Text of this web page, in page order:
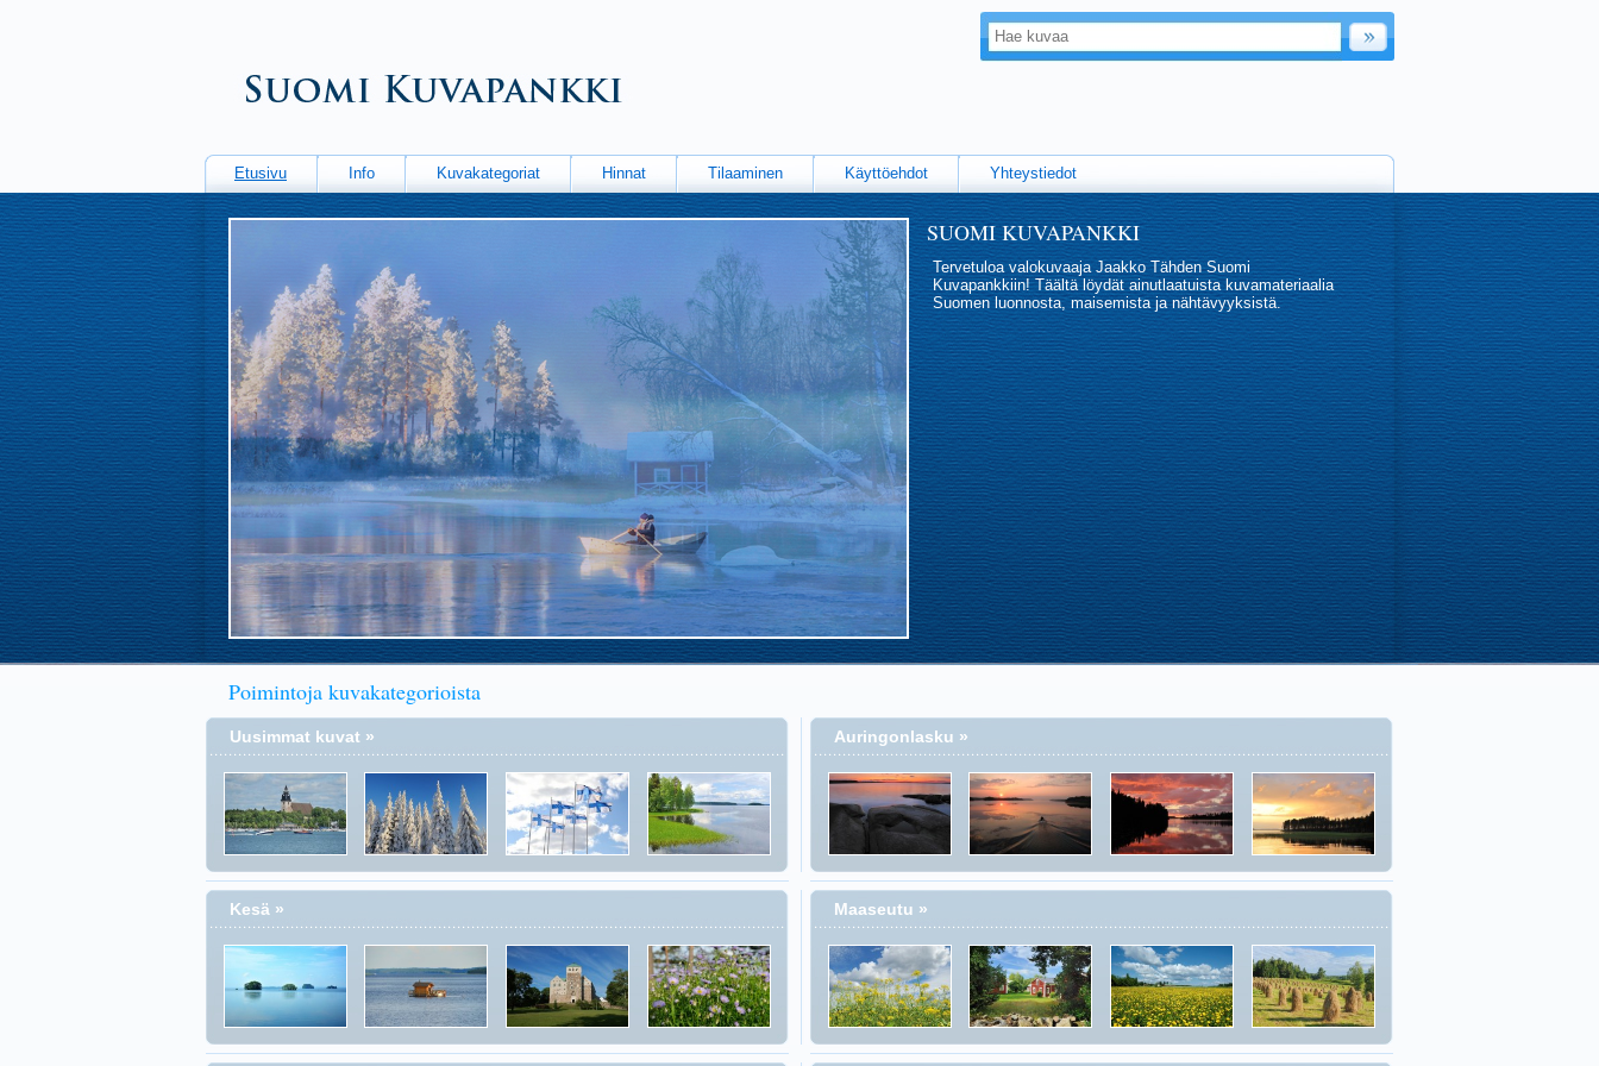
Etusivu Info Kuvakategoriat Hinnat Tilaaminen Käyttöehdot Yhteystiedot
SUOMI KUVAPANKKI
Tervetuloa valokuvaaja Jaakko Tähden Suomi
Kuvapankkiin! Täältä löydät ainutlaatuista kuvamateriaalia
Suomen luonnosta, maisemista ja nähtävyyksistä.
Poimintoja kuvakategorioista
Uusimmat kuvat » Auringonlasku »
Kesä » Maaseutu »